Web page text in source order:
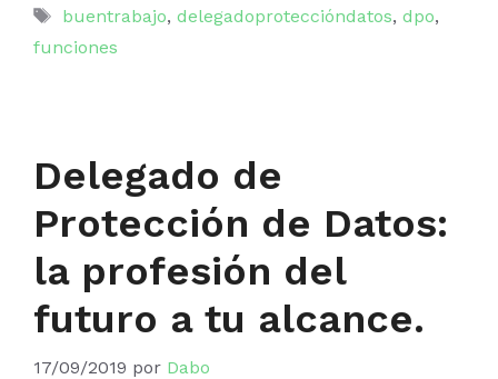
Etiquetas
buentrabajo, delegadoproteccióndatos, dpo,
funciones
Delegado de
Protección de Datos:
la profesión del
futuro a tu alcance.
17/09/2019 por Dabo